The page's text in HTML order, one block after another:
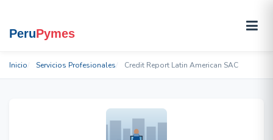
Inicio Servicios Profesionales Credit Report Latin American SAC